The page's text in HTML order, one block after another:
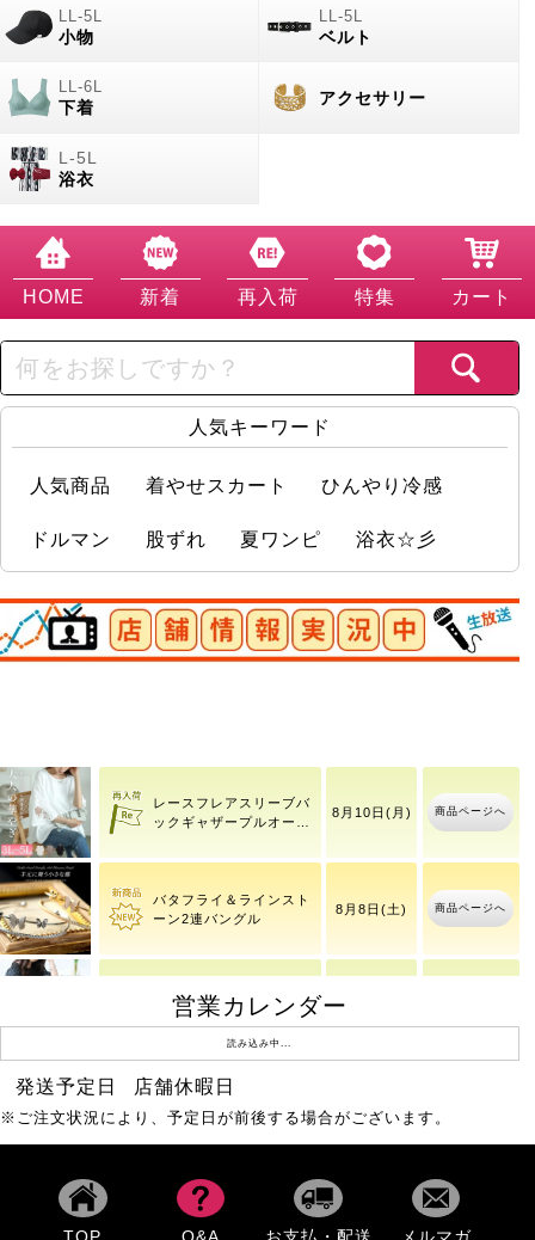
小物 ベルト
下着
アクセサリー
浴衣
HOME 新着 再入荷 特集 カート
人気キーワード
人気商品 着やせスカート ひんやり冷感
ドルマン 股ずれ 夏ワンピ 浴衣☆彡
店舗情報実況中
レースフレアスリーブバ
ックギャザープルオーバ
8月10日(月) 商品ページへ
バタフライ＆ラインスト
ーン2連バングル
8月8日(土) 商品ページへ
ドットフレアスリーブプ
ルオーバー
8月10日(月)
大きいサイズ レディース
撥水
15時39分
ワッシャーシアーロング
シャツ
8月10日(月) 商品ページへ
営業カレンダー
読み込み中...
発送予定日 店舗休暇日
※ご注文状況により、予定日が前後する場合がございます。
TOP Q&A お支払・配送 メルマガ